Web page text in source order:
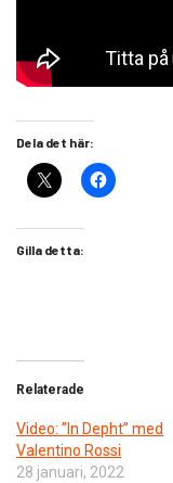
Dela det här:
Gilla detta:
Relaterade
Video: ”In Depht” med
Valentino Rossi
28 januari, 2022